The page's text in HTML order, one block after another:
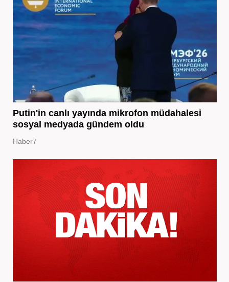
Putin'in canlı yayında mikrofon müdahalesi
sosyal medyada gündem oldu
Haber7